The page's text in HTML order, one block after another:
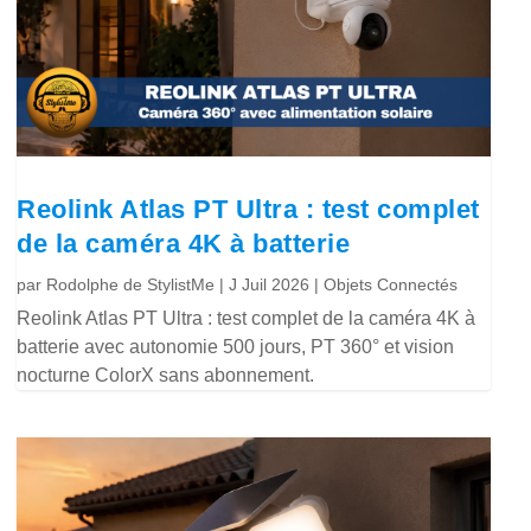
Reolink Atlas PT Ultra : test complet
de la caméra 4K à batterie
par Rodolphe de StylistMe |J Juil 2026 |Objets Connectés
Reolink Atlas PT Ultra : test complet de la caméra 4K à
batterie avec autonomie 500 jours, PT 360° et vision
nocturne ColorX sans abonnement.